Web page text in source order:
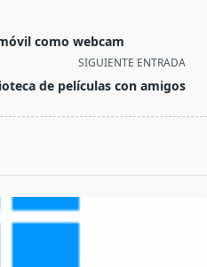
como webcam
SIGUIENTE ENTRADA
de películas con amigos